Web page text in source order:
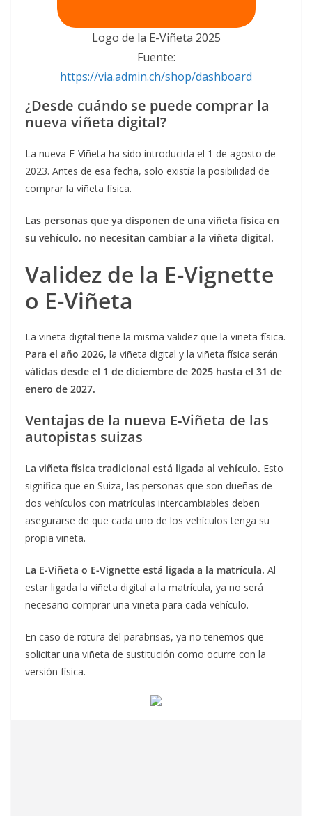
Logo de la E-Viñeta 2025
Fuente:
https://via.admin.ch/shop/dashboard
¿Desde cuándo se puede comprar la
nueva viñeta digital?
La nueva E-Viñeta ha sido introducida el 1 de agosto de
2023. Antes de esa fecha, solo existía la posibilidad de
comprar la viñeta física.
Las personas que ya disponen de una viñeta física en
su vehículo, no necesitan cambiar a la viñeta digital.
Validez de la E-Vignette
o E-Viñeta
La viñeta digital tiene la misma validez que la viñeta física.
Para el año 2026, la viñeta digital y la viñeta física serán
válidas desde el 1 de diciembre de 2025 hasta el 31 de
enero de 2027.
Ventajas de la nueva E-Viñeta de las
autopistas suizas
La viñeta física tradicional está ligada al vehículo. Esto
significa que en Suiza, las personas que son dueñas de
dos vehículos con matrículas intercambiables deben
asegurarse de que cada uno de los vehículos tenga su
propia viñeta.
La E-Viñeta o E-Vignette está ligada a la matrícula. Al
estar ligada la viñeta digital a la matrícula, ya no será
necesario comprar una viñeta para cada vehículo.
En caso de rotura del parabrisas, ya no tenemos que
solicitar una viñeta de sustitución como ocurre con la
versión física.